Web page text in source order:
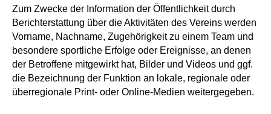
Zum Zwecke der Information der Öffentlichkeit durch
Berichterstattung über die Aktivitäten des Vereins werden
Vorname, Nachname, Zugehörigkeit zu einem Team und
besondere sportliche Erfolge oder Ereignisse, an denen
der Betroffene mitgewirkt hat, Bilder und Videos und ggf.
die Bezeichnung der Funktion an lokale, regionale oder
überregionale Print- oder Online-Medien weitergegeben.